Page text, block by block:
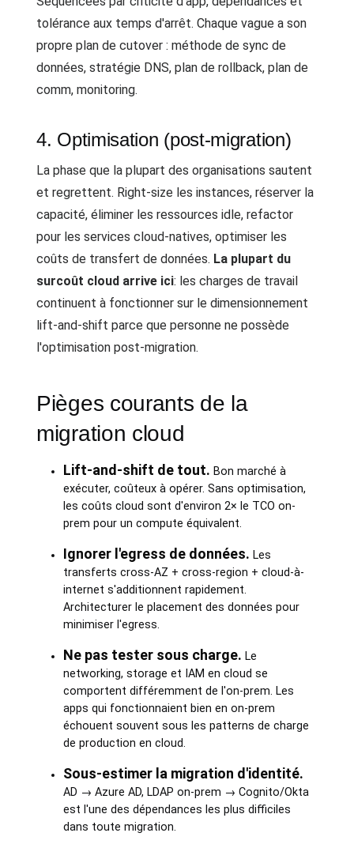
tolérance aux temps d'arrêt. Chaque vague a son
propre plan de cutover : méthode de sync de
données, stratégie DNS, plan de rollback, plan de
comm, monitoring.
4. Optimisation (post-migration)
La phase que la plupart des organisations sautent
et regrettent. Right-size les instances, réserver la
capacité, éliminer les ressources idle, refactor
pour les services cloud-natives, optimiser les
coûts de transfert de données. La plupart du
surcoût cloud arrive ici: les charges de travail
continuent à fonctionner sur le dimensionnement
lift-and-shift parce que personne ne possède
l'optimisation post-migration.
Pièges courants de la
migration cloud
Lift-and-shift de tout. Bon marché à
exécuter, coûteux à opérer. Sans optimisation,
les coûts cloud sont d'environ 2× le TCO on-
prem pour un compute équivalent.
Ignorer l'egress de données. Les
transferts cross-AZ + cross-region + cloud-à-
internet s'additionnent rapidement.
Architecturer le placement des données pour
minimiser l'egress.
Ne pas tester sous charge. Le
networking, storage et IAM en cloud se
comportent différemment de l'on-prem. Les
apps qui fonctionnaient bien en on-prem
échouent souvent sous les patterns de charge
de production en cloud.
Sous-estimer la migration d'identité.
AD → Azure AD, LDAP on-prem → Cognito/Okta
est l'une des dépendances les plus difficiles
dans toute migration.